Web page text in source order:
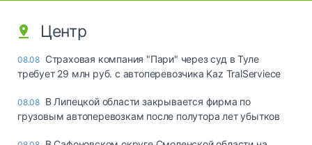
Центр
08.08 Страховая компания "Пари" через суд в Туле
требует 29 млн руб. с автоперевозчика Kaz TralServiece
08.08 В Липецкой области закрывается фирма по
грузовым автоперевозкам после полутора лет убытков